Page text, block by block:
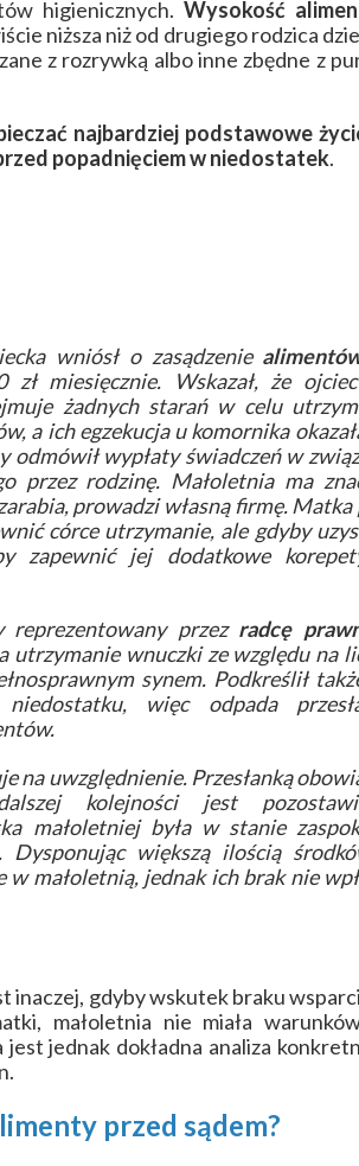
higienicznych. Wysokość
niższa niż od drugiego rodzica
z rozrywką albo inne zbędne z
najbardziej podstawowe
popadnięciem w niedostatek.
wniósł o zasądzenie
miesięcznie. Wskazał, że
żadnych starań w celu
a ich egzekucja u komornika
odmówił wypłaty świadczeń w
przez rodzinę. Małoletnia ma
prowadzi własną firmę. Matka
córce utrzymanie, ale gdyby
zapewnić jej dodatkowe
przez radcę
utrzymanie wnuczki ze względu na
synem. Podkreślił
więc odpada
na uwzględnienie. Przesłanką
kolejności jest
małoletniej była w stanie
Dysponując większą ilością
małoletnią, jednak ich brak nie
inaczej, gdyby wskutek braku
małoletnia nie miała
jednak dokładna analiza
przed sądem?